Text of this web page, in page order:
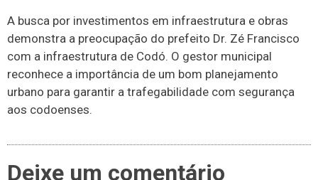
A busca por investimentos em infraestrutura e obras
demonstra a preocupação do prefeito Dr. Zé Francisco
com a infraestrutura de Codó. O gestor municipal
reconhece a importância de um bom planejamento
urbano para garantir a trafegabilidade com segurança
aos codoenses.
Deixe um comentário